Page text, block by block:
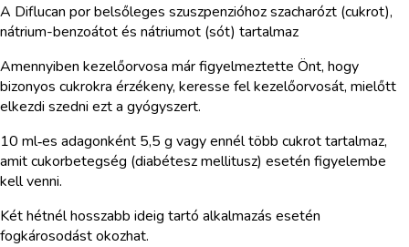
A Diflucan por belsőleges szuszpenzióhoz szacharózt (cukrot),
nátrium-benzoátot és nátriumot (sót) tartalmaz
Amennyiben kezelőorvosa már figyelmeztette Önt, hogy
bizonyos cukrokra érzékeny, keresse fel kezelőorvosát, mielőtt
elkezdi szedni ezt a gyógyszert.
10 ml‑es adagonként 5,5 g vagy ennél több cukrot tartalmaz,
amit cukorbetegség (diabétesz mellitusz) esetén figyelembe
kell venni.
Két hétnél hosszabb ideig tartó alkalmazás esetén
fogkárosodást okozhat.